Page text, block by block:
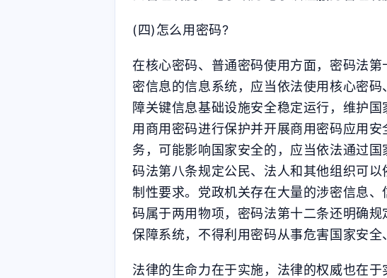
(四)怎么用密码?
在核心密码、普通密码使用方面，密码法
密信息的信息系统，应当依法使用核心密
障关键信息基础设施安全稳定运行，维护
用商用密码进行保护并开展商用密码应用
务，可能影响国家安全的，应当依法通过
码法第八条规定公民、法人和其他组织可
制性要求。党政机关存在大量的涉密信息
码属于两用物项，密码法第十二条还明确
保障系统，不得利用密码从事危害国家安
法律的生命力在于实施，法律的权威也在